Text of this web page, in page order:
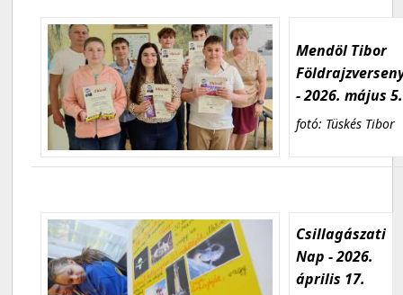
Mendöl Tibor
- 2026. május 5.
fotó: Tüskés Tibor
Csillagászati
Nap - 2026.
április 17.